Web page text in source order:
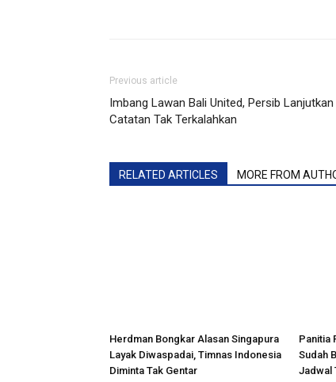
Previous article
Imbang Lawan Bali United, Persib Lanjutkan
Catatan Tak Terkalahkan
RELATED ARTICLES MORE FROM
Herdman Bongkar Alasan Singapura
Layak Diwaspadai, Timnas Indonesia
Diminta Tak Gentar
Panitia
Sudah
Jadwal